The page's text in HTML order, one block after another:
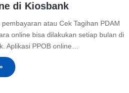
di Kiosbank
atau Cek Tagihan PDAM
online bisa dilakukan setiap bulan di
Aplikasi PPOB online…